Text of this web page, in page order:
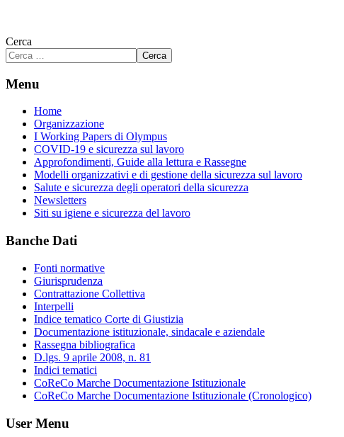
Cerca
Cerca
Menu
Home
Organizzazione
I Working Papers di Olympus
COVID-19 e sicurezza sul lavoro
Approfondimenti, Guide alla lettura e Rassegne
Modelli organizzativi e di gestione della sicurezza sul lavoro
Salute e sicurezza degli operatori della sicurezza
Newsletters
Siti su igiene e sicurezza del lavoro
Banche Dati
Fonti normative
Giurisprudenza
Contrattazione Collettiva
Interpelli
Indice tematico Corte di Giustizia
Documentazione istituzionale, sindacale e aziendale
Rassegna bibliografica
D.lgs. 9 aprile 2008, n. 81
Indici tematici
CoReCo Marche Documentazione Istituzionale
CoReCo Marche Documentazione Istituzionale (Cronologico)
User Menu